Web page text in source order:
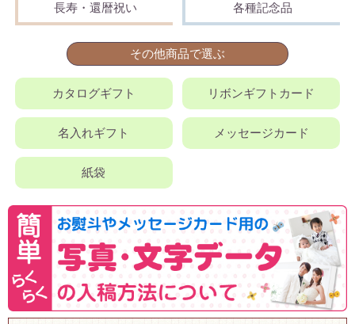
長寿・還暦祝い 各種記念品
その他商品で選ぶ
カタログギフト リボンギフトカード
名入れギフト メッセージカード
紙袋